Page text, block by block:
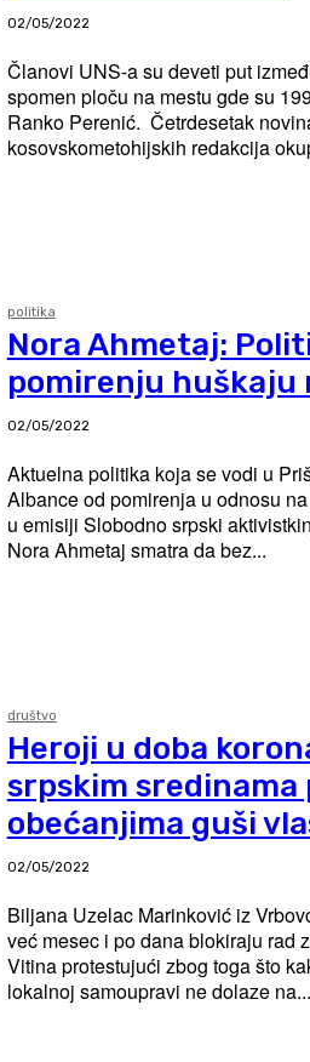
02/05/2022
Članovi UNS-a su deveti put
spomen ploču na mestu gde su
Ranko Perenić. Četrdesetak novinara iz beogradskih, aleksinačkih i
kosovskometohijskih redakcija
politika
Nora Ahmetaj:
pomirenju huškaju
02/05/2022
Aktuelna politika koja se vodi u
Albance od pomirenja u odnosu
u emisiji Slobodno srpski
Nora Ahmetaj smatra da bez...
društvo
Heroji u doba
srpskim sredinama
obećanjima guši
02/05/2022
Biljana Uzelac Marinković iz
već mesec i po dana blokiraju rad
Vitina protestujući zbog toga što
lokalnoj samoupravi ne dolaze na...